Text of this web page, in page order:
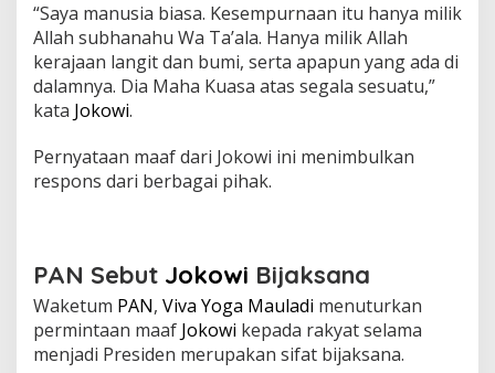
,
P
S
I
k
a
a
t
M
a
n
“Saya manusia biasa. Kesempurnaan itu hanya milik
Allah subhanahu Wa Ta’ala. Hanya milik Allah
kerajaan langit dan bumi, serta apapun yang ada di
dalamnya. Dia Maha Kuasa atas segala sesuatu,”
kata Jokowi.
Pernyataan maaf dari Jokowi ini menimbulkan
respons dari berbagai pihak.
PAN Sebut Jokowi Bijaksana
Waketum PAN, Viva Yoga Mauladi menuturkan
permintaan maaf Jokowi kepada rakyat selama
menjadi Presiden merupakan sifat bijaksana.